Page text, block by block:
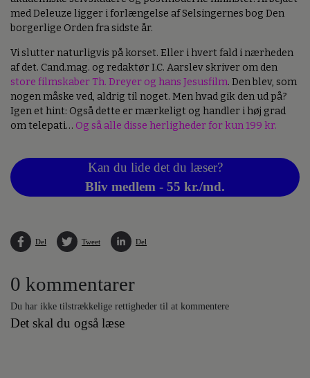
med Deleuze ligger i forlængelse af Selsingernes bog Den
borgerlige Orden fra sidste år.
Vi slutter naturligvis på korset. Eller i hvert fald i nærheden
af det. Cand.mag. og redaktør I.C. Aarslev skriver om den
store filmskaber Th. Dreyer og hans Jesusfilm. Den blev, som
nogen måske ved, aldrig til noget. Men hvad gik den ud på?
Igen et hint: Også dette er mærkeligt og handler i høj grad
om telepati… Og så alle disse herligheder for kun 199 kr.
Kan du lide det du læser?
Bliv medlem - 55 kr./md.
Del Tweet Del
0 kommentarer
Du har ikke tilstrækkelige rettigheder til at kommentere
Det skal du også læse